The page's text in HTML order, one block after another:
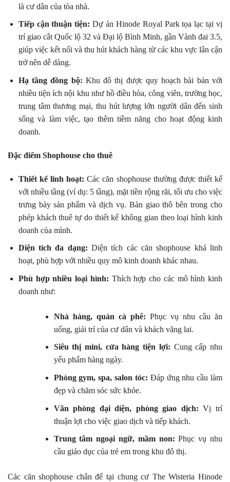
là cư dân của tòa nhà.
Tiếp cận thuận tiện: Dự án Hinode Royal Park tọa lạc tại vị
trí giao cắt Quốc lộ 32 và Đại lộ Bình Minh, gần Vành đai 3.5,
giúp việc kết nối và thu hút khách hàng từ các khu vực lân cận
trở nên dễ dàng.
Hạ tầng đồng bộ: Khu đô thị được quy hoạch bài bản với
nhiều tiện ích nội khu như hồ điều hòa, công viên, trường học,
trung tâm thương mại, thu hút lượng lớn người dân đến sinh
sống và làm việc, tạo thêm tiềm năng cho hoạt động kinh
doanh.
Đặc điểm Shophouse cho thuê
Thiết kế linh hoạt: Các căn shophouse thường được thiết kế
với nhiều tầng (ví dụ: 5 tầng), mặt tiền rộng rãi, tối ưu cho việc
trưng bày sản phẩm và dịch vụ. Bàn giao thô bên trong cho
phép khách thuê tự do thiết kế không gian theo loại hình kinh
doanh của mình.
Diện tích đa dạng: Diện tích các căn shophouse khá linh
hoạt, phù hợp với nhiều quy mô kinh doanh khác nhau.
Phù hợp nhiều loại hình: Thích hợp cho các mô hình kinh
doanh như:
Nhà hàng, quán cà phê: Phục vụ nhu cầu ăn
uống, giải trí của cư dân và khách vãng lai.
Siêu thị mini, cửa hàng tiện lợi: Cung cấp nhu
yếu phẩm hàng ngày.
Phòng gym, spa, salon tóc: Đáp ứng nhu cầu làm
đẹp và chăm sóc sức khỏe.
Văn phòng đại diện, phòng giao dịch: Vị trí
thuận lợi cho việc giao dịch và tiếp khách.
Trung tâm ngoại ngữ, mầm non: Phục vụ nhu
cầu giáo dục của trẻ em trong khu đô thị.
Các căn shophouse chân đế tại chung cư The Wisteria Hinode